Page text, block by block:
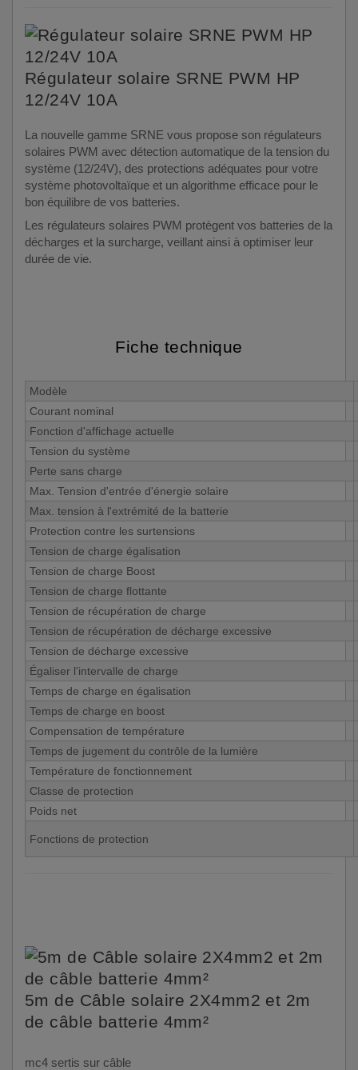
Régulateur solaire SRNE PWM HP
12/24V 10A
La nouvelle gamme SRNE vous propose son régulateurs
solaires PWM avec détection automatique de la tension du
système (12/24V), des protections adéquates pour votre
système photovoltaïque et un algorithme efficace pour le
bon équilibre de vos batteries.
Les régulateurs solaires PWM protègent vos batteries de la
décharges et la surcharge, veillant ainsi à optimiser leur
durée de vie.
Fiche technique
Modèle
Courant nominal
Fonction d'affichage actuelle
Tension du système
Perte sans charge
Max. Tension d'entrée d'énergie solaire
Max. tension à l'extrémité de la batterie
Protection contre les surtensions
Tension de charge égalisation
Tension de charge Boost
Tension de charge flottante
Tension de récupération de charge
Tension de récupération de décharge excessive
Tension de décharge excessive
Égaliser l'intervalle de charge
Temps de charge en égalisation
Temps de charge en boost
Compensation de température
Temps de jugement du contrôle de la lumière
Température de fonctionnement
Classe de protection
Poids net
Fonctions de protection
5m de Câble solaire 2X4mm2 et 2m
de câble batterie 4mm²
mc4 sertis sur câble